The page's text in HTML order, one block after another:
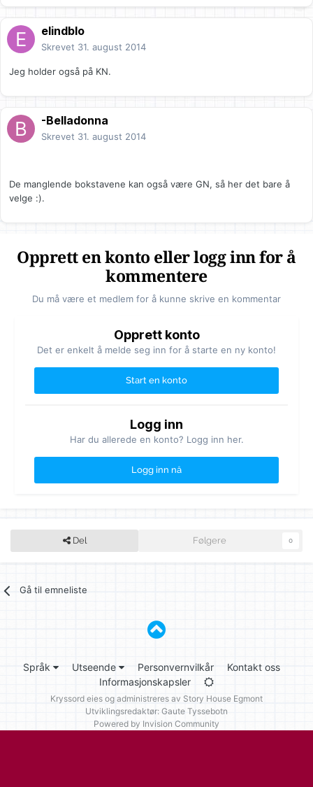
elindblo
Skrevet 31. august 2014
Jeg holder også på KN.
-Belladonna
Skrevet 31. august 2014
De manglende bokstavene kan også være GN, så her det bare å
velge :).
Opprett en konto eller logg inn for å
kommentere
Du må være et medlem for å kunne skrive en kommentar
Opprett konto
Det er enkelt å melde seg inn for å starte en ny konto!
Start en konto
Logg inn
Har du allerede en konto? Logg inn her.
Logg inn nå
Del Følgere 0
Gå til emneliste
Språk Utseende Personvernvilkår
Kontakt oss
Informasjonskapsler
Kryssord eies og administreres av Story House Egmont
Utviklingsredaktør: Gaute Tyssebotn
Powered by Invision Community